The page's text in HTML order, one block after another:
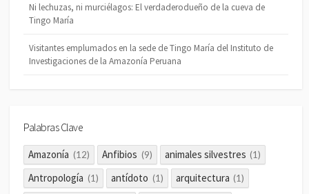
Ni lechuzas, ni murciélagos: El verdaderodueño de la cueva de
Tingo María
Visitantes emplumados en la sede de Tingo María del Instituto de
Investigaciones de la Amazonía Peruana
Palabras Clave
Amazonía (12) Anfibios (9) animales silvestres (1)
Antropología (1) antídoto (1) arquitectura (1)